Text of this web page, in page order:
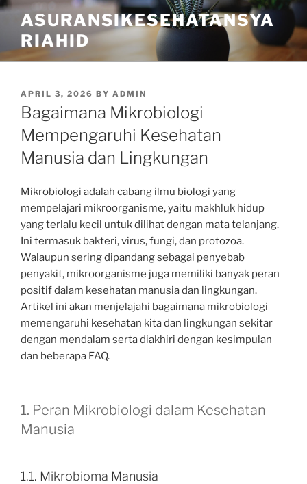
Skip
content
ASURANSIKESEHATANSYA
RIAHID
POSTED
ON
APRIL 3, 2026 BY ADMIN
Bagaimana Mikrobiologi
Mempengaruhi Kesehatan
Manusia dan Lingkungan
Mikrobiologi adalah cabang ilmu biologi yang
mempelajari mikroorganisme, yaitu makhluk hidup
yang terlalu kecil untuk dilihat dengan mata telanjang.
Ini termasuk bakteri, virus, fungi, dan protozoa.
Walaupun sering dipandang sebagai penyebab
penyakit, mikroorganisme juga memiliki banyak peran
positif dalam kesehatan manusia dan lingkungan.
Artikel ini akan menjelajahi bagaimana mikrobiologi
memengaruhi kesehatan kita dan lingkungan sekitar
dengan mendalam serta diakhiri dengan kesimpulan
dan beberapa FAQ.
1. Peran Mikrobiologi dalam Kesehatan
Manusia
1.1. Mikrobioma Manusia